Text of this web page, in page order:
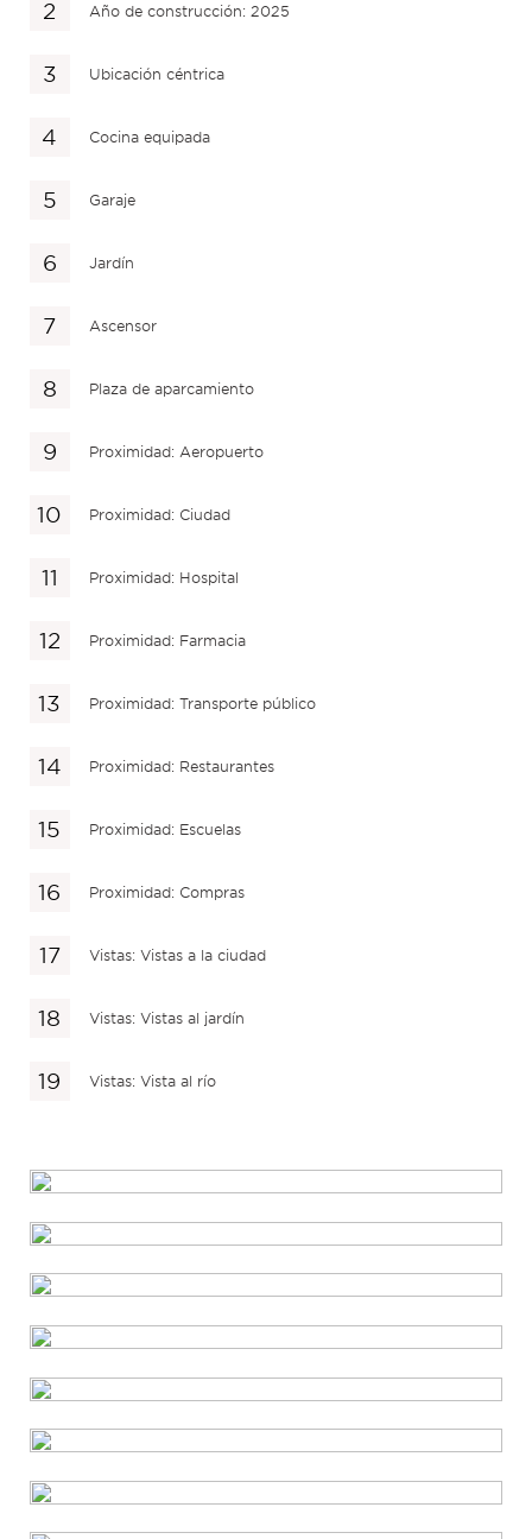
Año de construcción: 2025
Ubicación céntrica
Cocina equipada
Garaje
Jardín
Ascensor
Plaza de aparcamiento
Proximidad: Aeropuerto
Proximidad: Ciudad
Proximidad: Hospital
Proximidad: Farmacia
Proximidad: Transporte público
Proximidad: Restaurantes
Proximidad: Escuelas
Proximidad: Compras
Vistas: Vistas a la ciudad
Vistas: Vistas al jardín
Vistas: Vista al río